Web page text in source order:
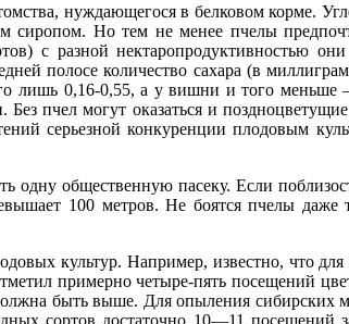
нуждающегося в белковом корме.
сиропом. Но тем не менее пчелы
с разной нектаропродуктивностью
полосе количество сахара (в
лишь 0,16-0,55, а у вишни и того
пчел могут оказаться и
серьезной конкуренции плодовым
одну общественную пасеку. Если
100 метров. Не боятся пчелы даже
культур. Например, известно, что
примерно четыре-пять посещений
быть выше. Для опыления сибирских
сортов достаточно 10—11 посещений